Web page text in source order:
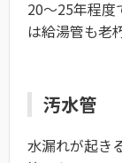
20〜25年程度
は給湯管も老
汚水管
水漏れが起き